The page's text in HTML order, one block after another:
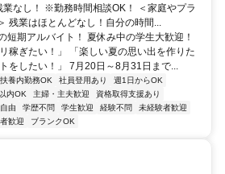
なし！ ※勤務時間相談OK！ ＜家庭やプラ
残業はほとんどなし！自分の時間...
短期アルバイト！ 夏休み中の学生大歓迎！
稼ぎたい！」 「楽しい夏の思い出を作りた
をしたい！」 7月20日～8月31日まで...
扶養内勤務OK 社員登用あり
週1日からOK
内OK 主婦・主夫歓迎
資格取得支援あり
由 学歴不問 学生歓迎 経験不問
未経験者歓迎
歓迎 ブランクOK